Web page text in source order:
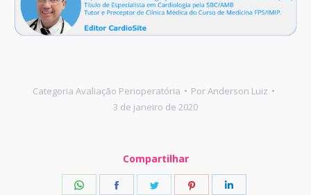
Categoria Avaliação Perioperatória PorAnderson Luiz
3 de janeiro de 2020
Compartilhar
Share
Share
Share
Share